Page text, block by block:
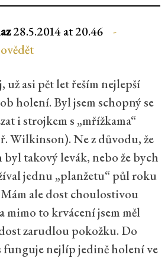
28.5.2014 at 20.46
už asi pět let řeším nejlepší
holení. Byl jsem schopný se
i strojkem s „mřížkama“
Wilkinson). Ne z důvodu, že
byl takový levák, nebo že bych
jednu „planžetu“ půl roku
ale dost choulostivou
mimo to krvácení jsem měl
zarudlou pokožku. Do
funguje nejlíp jedině holení ve